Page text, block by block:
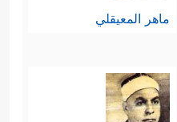
ماهر المعيقلي